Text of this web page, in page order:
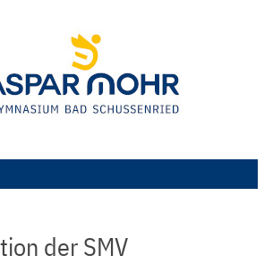
Zum Inhalt springen
der SMV